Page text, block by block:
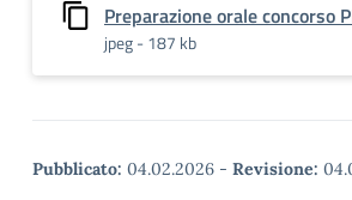
Preparazione orale concorso
jpeg - 187 kb
Pubblicato: 04.02.2026 - Revisione: